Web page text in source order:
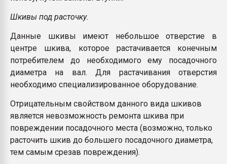
Шкивы под расточку.
Данные шкивы имеют небольшое отверстие в
центре шкива, которое растачивается конечным
потребителем до необходимого ему посадочного
диаметра на вал. Для растачивания отверстия
необходимо специализированное оборудование.
Отрицательным свойством данного вида шкивов
является невозможность ремонта шкива при
повреждении посадочного места (возможно, только
расточить шкив до большего посадочного диаметра,
тем самым срезав повреждения).